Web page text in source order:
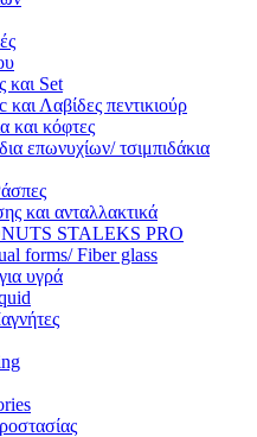
και Set
Λαβίδες πεντικιούρ
και κόφτες
επωνυχίων/ τσιμπιδάκια
και ανταλλακτικά
STALEKS PRO
forms/ Fiber glass
υγρά